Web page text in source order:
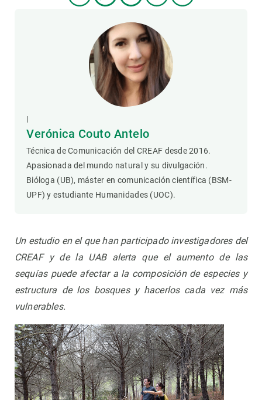
Verónica Couto Antelo
Técnica de Comunicación del CREAF desde 2016.
Apasionada del mundo natural y su divulgación.
Bióloga (UB), máster en comunicación científica (BSM-
UPF) y estudiante Humanidades (UOC).
Un estudio en el que han participado investigadores del
CREAF y de la UAB alerta que el aumento de las
sequías puede afectar a la composición de especies y
estructura de los bosques y hacerlos cada vez más
vulnerables.